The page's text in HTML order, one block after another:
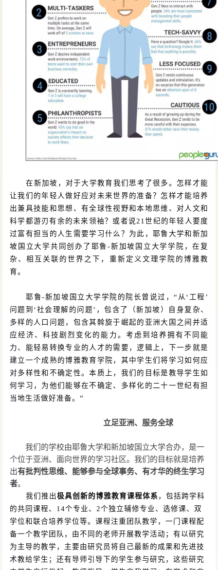
在新加坡，对于大学教育我们思考了很多。怎样才能
让我们的年轻人做好应对未来世界的准备？怎样才能培养
出兼具技能和思想、有全球性视野和本地思维、对人文和
科学都游刃有余的未来领袖？或者说21世纪的年轻人要度
过富有担当的人生需要学习什么？为此，耶鲁大学和新加
坡国立大学共同创办了耶鲁-新加坡国立大学学院，在复
杂、相互关联的世界之下，重新定义文理学院的博雅教
育。
耶鲁-新加坡国立大学学院的院长曾说过，“从‘工程’
问题到‘社会理解的问题’，包含了（新加坡）自身复杂、
多样的人口问题，包含其斡旋于崛起的亚洲大国之间并适
应经济、科技剧烈变化的能力。考虑到培养拥有不同能
力、能轻易转换专业的人才的需要，逻辑上，下一步就是
建立一个成熟的博雅教育学院，其中学生们将学习如何应
对多样性和不确定性。本质上，我们的目标是教导学生如
何学习，为他们能够在不确定、多样化的二十一世纪有担
当地生活做好准备。”
立足亚洲、服务全球
我们的学校由耶鲁大学和新加坡国立大学合办，是一
个位于亚洲、面向世界的学习社区。我们的目标就是培养
出有批判性思维、能够参与全球事务、有才华的终生学习
者。
我们推出极具创新的博雅教育课程体系 ，包括跨学科
的共同课程、 14个专业、2个独立辅修专业、选修课、双
学位和联合培养学位等。课程注重团队教学，一门课程配
备一个教学团队，由不同的老师开展教学活动；有以研究
为主导的教学，主要由研究员将自己最新的成果和先进技
术教给学生；还有导师引导下的学生参与研究，这些研究